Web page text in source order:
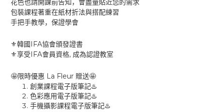
花色也請開課前告知，會盡量貼近您的需求
包裝課程著重在紙材折法與搭配練習
手把手教學，保證學會
⚜️韓國 IFA協會頒發證書
⚜️享受 IFA會員資格, 成為認證教室
🤩 限時優惠 La Fleur 贈送🤩
創業課程電子版筆記♨️
色彩應用電子版筆記♨️
手機攝影課程電子版筆記♨️